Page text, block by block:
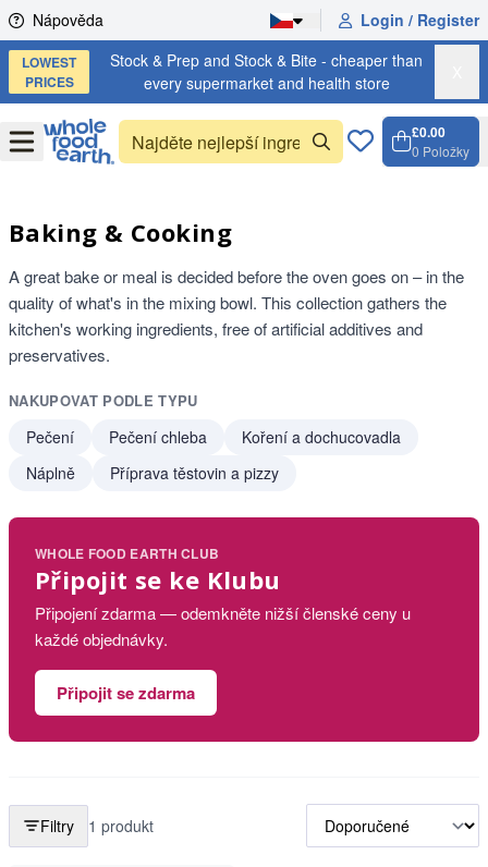
Skip to content
Nápověda Login / Register
LOWEST
PRICES
Stock & Prep and Stock & Bite - cheaper than
every supermarket and health store
OpenMenu
£0.00
0 Položky
Baking & Cooking
A great bake or meal is decided before the oven goes on – in the
quality of what's in the mixing bowl. This collection gathers the
kitchen's working ingredients, free of artificial additives and
preservatives.
NAKUPOVAT PODLE TYPU
Pečení Pečení chleba
Koření a dochucovadla
Náplně
Příprava těstovin a pizzy
WHOLE FOOD EARTH CLUB
Připojit se ke Klubu
Připojení zdarma — odemkněte nižší členské ceny u
každé objednávky.
Připojit se zdarma
Filtry 1 produkt